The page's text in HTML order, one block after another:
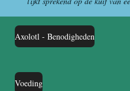
Axolotl - Benodigheden
Voeding